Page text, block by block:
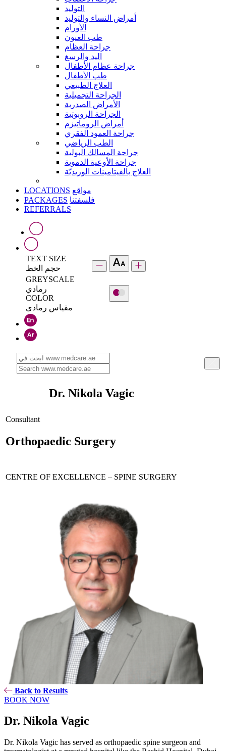
التوليد
أمراض النساء والتوليد
الأورام
طب العيون
جراحة العظام
اليد والرسغ
جراحة عظام الأطفال
طب الأطفال
العلاج الطبيعي
الجراحة التجميلية
الأمراض الصدرية
الجراحة الروبوتية
أمراض الروماتيزم
جراحة العمود الفقري
الطب الرياضي
جراحة المسالك البولية
جراحة الأوعية الدموية
العلاج بالفيتامينات الوريديّة
LOCATIONS مواقع
PACKAGES فلسفتنا
REFERRALS
TEXT SIZE
حجم الخط
GREYSCALE
رمادي
COLOR
مقياس رمادي
Dr. Nikola Vagic
Consultant
Orthopaedic Surgery
CENTRE OF EXCELLENCE – SPINE SURGERY
Back to Results
BOOK NOW
Dr. Nikola Vagic
Dr. Nikola Vagic has served as orthopaedic spine surgeon and